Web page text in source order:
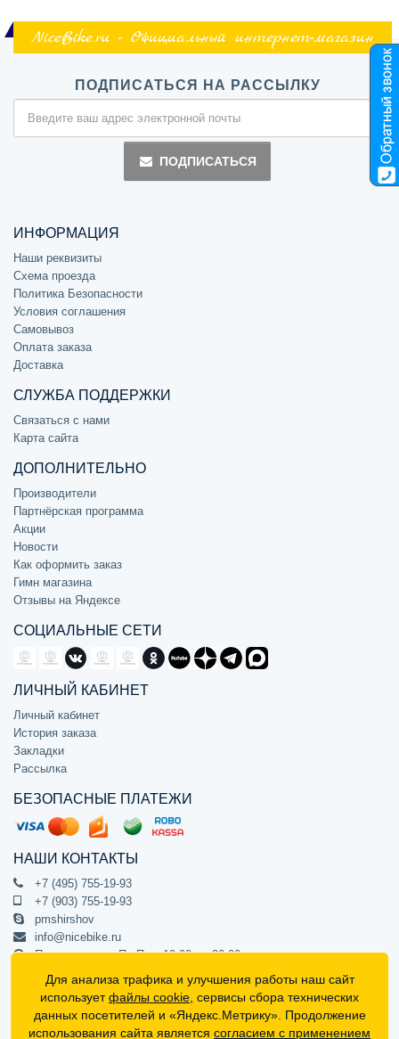
NiceBike.ru - Официальный интернет-магазин
ПОДПИСАТЬСЯ НА РАССЫЛКУ
ПОДПИСАТЬСЯ
ИНФОРМАЦИЯ
Наши реквизиты
Схема проезда
Политика Безопасности
Условия соглашения
Самовывоз
Оплата заказа
Доставка
СЛУЖБА ПОДДЕРЖКИ
Связаться с нами
Карта сайта
ДОПОЛНИТЕЛЬНО
Производители
Партнёрская программа
Акции
Новости
Как оформить заказ
Гимн магазина
Отзывы на Яндексе
СОЦИАЛЬНЫЕ СЕТИ
ЛИЧНЫЙ КАБИНЕТ
Личный кабинет
История заказа
Закладки
Рассылка
БЕЗОПАСНЫЕ ПЛАТЕЖИ
НАШИ КОНТАКТЫ
+7 (495) 755-19-93
+7 (903) 755-19-93
pmshirshov
info@nicebike.ru
Прием звонков Пн-Пт с 10:00 до 20:00
ПВЗ Пн-Пт с 10:00 до 20:00
г. Москва, ул. Барклая 13с1
подъезд 1, цокольный этаж, офис 1
Официальный интернет-магазин NiceBike © 2012 - 2026
Для анализа трафика и улучшения работы наш сайт
используетфайлы cookie , сервисы сбора технических
данных посетителей и «Яндекс.Метрику». Продолжение
использования сайта является согласием с применением